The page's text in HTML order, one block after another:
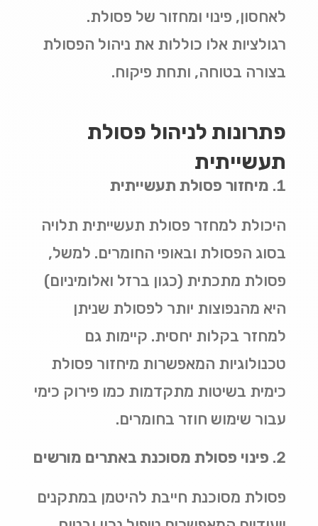
לאחסון, פינוי ומחזור של פסולת.
רגולציות אלו כוללות את ניהול הפסולת
בצורה בטוחה, ותחת פיקוח.
פתרונות לניהול פסולת
תעשייתית
מיחזור פסולת תעשייתית
היכולת למחזר פסולת תעשייתית תלויה
בסוג הפסולת ובאופי החומרים. למשל,
פסולת מתכתית (כגון ברזל ואלומיניום)
היא מהנפוצות יותר לפסולת שניתן
למחזר בקלות יחסית. קיימות גם
טכנולוגיות המאפשרות מיחזור פסולת
כימית בשיטות מתקדמות כמו פירוק כימי
עבור שימוש חוזר בחומרים.
פינוי פסולת מסוכנת באתרים מורשים
פסולת מסוכנת חייבת להיטמן במתקנים